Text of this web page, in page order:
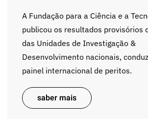
A Fundação para a Ciência e a
publicou os resultados provisórios
das Unidades de Investigação &
Desenvolvimento nacionais,
painel internacional de peritos.
saber mais